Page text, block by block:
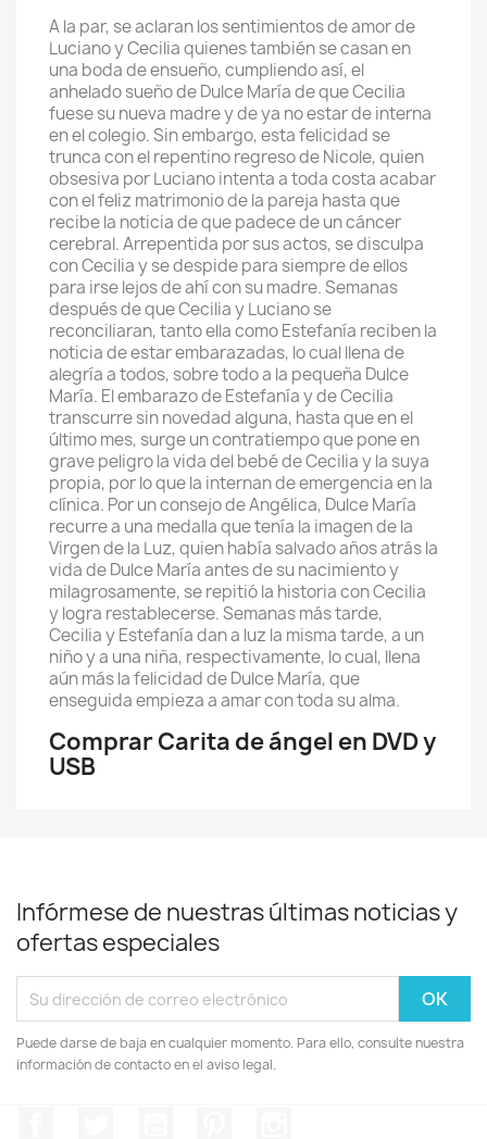
A la par, se aclaran los sentimientos de amor de
Luciano y Cecilia quienes también se casan en
una boda de ensueño, cumpliendo así, el
anhelado sueño de Dulce María de que Cecilia
fuese su nueva madre y de ya no estar de interna
en el colegio. Sin embargo, esta felicidad se
trunca con el repentino regreso de Nicole, quien
obsesiva por Luciano intenta a toda costa acabar
con el feliz matrimonio de la pareja hasta que
recibe la noticia de que padece de un cáncer
cerebral. Arrepentida por sus actos, se disculpa
con Cecilia y se despide para siempre de ellos
para irse lejos de ahí con su madre. Semanas
después de que Cecilia y Luciano se
reconciliaran, tanto ella como Estefanía reciben la
noticia de estar embarazadas, lo cual llena de
alegría a todos, sobre todo a la pequeña Dulce
María. El embarazo de Estefanía y de Cecilia
transcurre sin novedad alguna, hasta que en el
último mes, surge un contratiempo que pone en
grave peligro la vida del bebé de Cecilia y la suya
propia, por lo que la internan de emergencia en la
clínica. Por un consejo de Angélica, Dulce María
recurre a una medalla que tenía la imagen de la
Virgen de la Luz, quien había salvado años atrás la
vida de Dulce María antes de su nacimiento y
milagrosamente, se repitió la historia con Cecilia
y logra restablecerse. Semanas más tarde,
Cecilia y Estefanía dan a luz la misma tarde, a un
niño y a una niña, respectivamente, lo cual, llena
aún más la felicidad de Dulce María, que
enseguida empieza a amar con toda su alma.
Comprar Carita de ángel en DVD y
USB
Infórmese de nuestras últimas noticias y
ofertas especiales
Puede darse de baja en cualquier momento. Para ello, consulte nuestra
información de contacto en el aviso legal.